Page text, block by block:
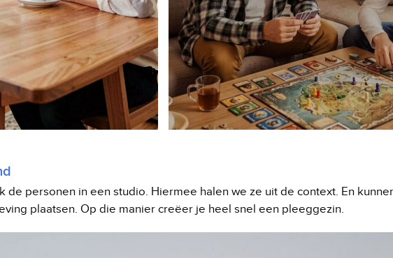
de personen in een studio. Hiermee halen we ze uit de context. En
plaatsen. Op die manier creëer je heel snel een pleeggezin.